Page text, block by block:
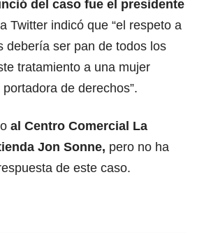
del caso fue el presidente
Twitter indicó que “el respeto a
debería ser pan de todos los
tratamiento a una mujer
de derechos”.
al Centro Comercial La
Jon Sonne, pero no ha
de este caso.